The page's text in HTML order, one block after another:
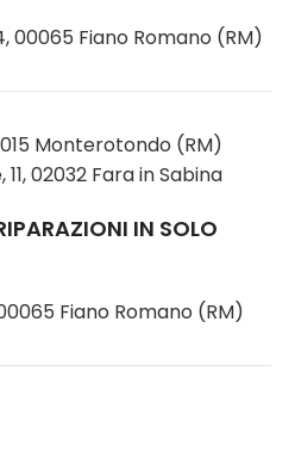
00065 Fiano Romano (RM)
Monterotondo (RM)
02032 Fara in Sabina
IN SOLO
Fiano Romano (RM)